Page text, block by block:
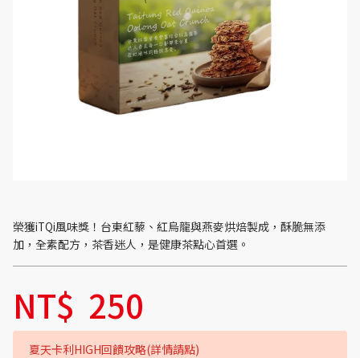
榮獲iTQi風味獎！台東紅藜、紅烏龍與燕麥烘焙製成，酥脆無添
加，全素配方，茶香迷人，是健康茶點心首選。
NT$ 250
夏天卡利HIGH回饋攻略(詳情請點)